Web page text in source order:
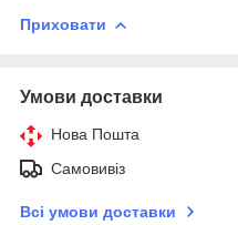
Приховати
Умови доставки
Нова Пошта
Самовивіз
Всі умови доставки